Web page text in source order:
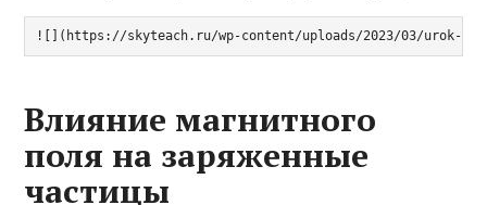
![](https://skyteach.ru/wp-content/uploads/2023/03/urok-
Влияние магнитного
поля на заряженные
частицы